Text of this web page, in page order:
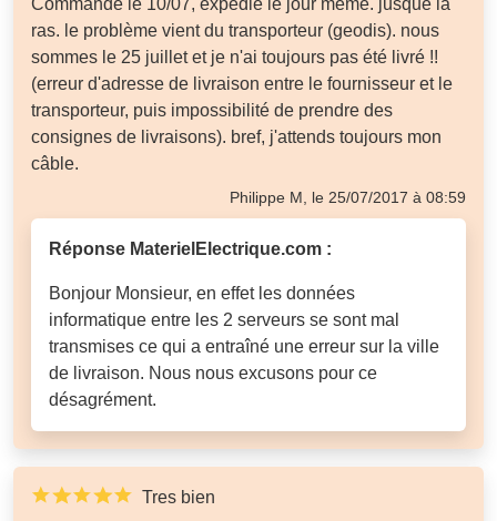
ras. le problème vient du transporteur (geodis). nous
sommes le 25 juillet et je n'ai toujours pas été livré !!
(erreur d'adresse de livraison entre le fournisseur et le
transporteur, puis impossibilité de prendre des
consignes de livraisons). bref, j'attends toujours mon
câble.
Philippe M, le 25/07/2017 à 08:59
Réponse MaterielElectrique.com :
Bonjour Monsieur, en effet les données
informatique entre les 2 serveurs se sont mal
transmises ce qui a entraîné une erreur sur la ville
de livraison. Nous nous excusons pour ce
désagrément.
Tres bien